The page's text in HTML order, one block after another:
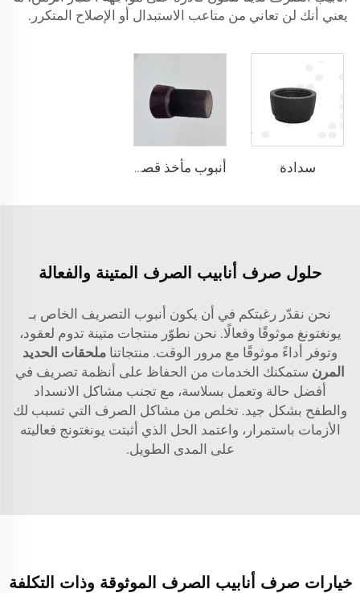
يعني أنك لن تعاني من متاعب الاستبدال أو الإصلاح المتكرر.
سدادة أنبوب مأخذ قصير
حلول صرف أنابيب الصرف المتينة والفعالة
نحن نقدّر رغبتكم في أن يكون أنبوب التصريف الخاص بـ
يونغتونغ موثوقًا وفعالًا. نحن نطوّر منتجات متينة تدوم لعقود،
وتوفر أداءً موثوقًا مع مرور الوقت. منتجاتنا ملحقات الحديد
المرن ستمكنك الخدمات من الحفاظ على أنظمة تصريف في
أفضل حالة وتعمل بسلاسة، مع تجنب مشاكل الانسداد
والطفح بشكل جيد. تخلص من مشاكل الصرف التي تسبب لك
الأزمات باستمرار، واعتمد الحل الذي أثبتت يونغتونج فعاليته
على المدى الطويل.
خيارات صرف أنابيب الصرف الموثوقة وذات التكلفة